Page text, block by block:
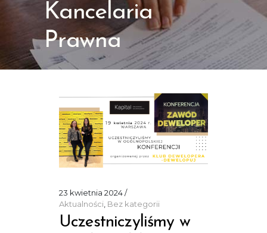
Kancelaria
Prawna
23 kwietnia 2024
Aktualności Bez kategorii
Uczestniczyliśmy w